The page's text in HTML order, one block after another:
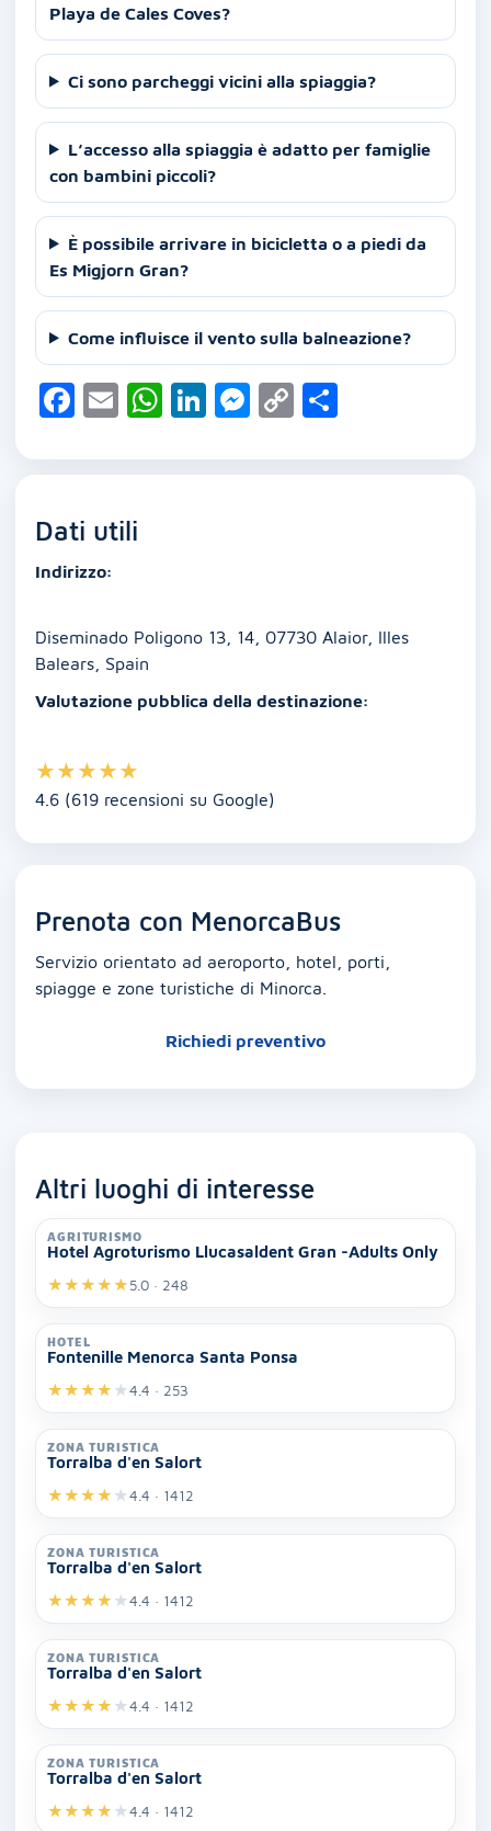
Playa de Cales Coves?
Ci sono parcheggi vicini alla spiaggia?
L’accesso alla spiaggia è adatto per famiglie
con bambini piccoli?
È possibile arrivare in bicicletta o a piedi da
Es Migjorn Gran?
Come influisce il vento sulla balneazione?
F
c
b
o
k
E
ai
W
at
Li
k
M
ss
C
p n
Dati utili
Indirizzo:
Diseminado Poligono 13, 14, 07730 Alaior, Illes
Balears, Spain
Valutazione pubblica della destinazione:
★★★★★
4.6 (619 recensioni su Google)
Prenota con MenorcaBus
Servizio orientato ad aeroporto, hotel, porti,
spiagge e zone turistiche di Minorca.
Richiedi preventivo
Altri luoghi di interesse
AGRITURISMO
Hotel Agroturismo Llucasaldent Gran -Adults Only
★★★★★5.0 · 248
HOTEL
Fontenille Menorca Santa Ponsa
★★★★ ★4.4 · 253
ZONA TURISTICA
Torralba d'en Salort
★★★★ ★4.4 · 1412
ZONA TURISTICA
Torralba d'en Salort
★★★★ ★4.4 · 1412
ZONA TURISTICA
Torralba d'en Salort
★★★★ ★4.4 · 1412
ZONA TURISTICA
Torralba d'en Salort
★★★★ ★4.4 · 1412